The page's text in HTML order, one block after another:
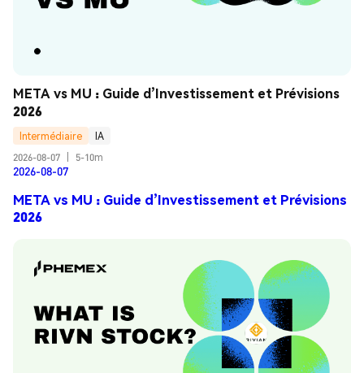
META vs MU : Guide d’Investissement et Prévisions
2026
Intermédiaire
IA
2026-08-07
5-10m
2026-08-07
META vs MU : Guide d’Investissement et Prévisions
2026